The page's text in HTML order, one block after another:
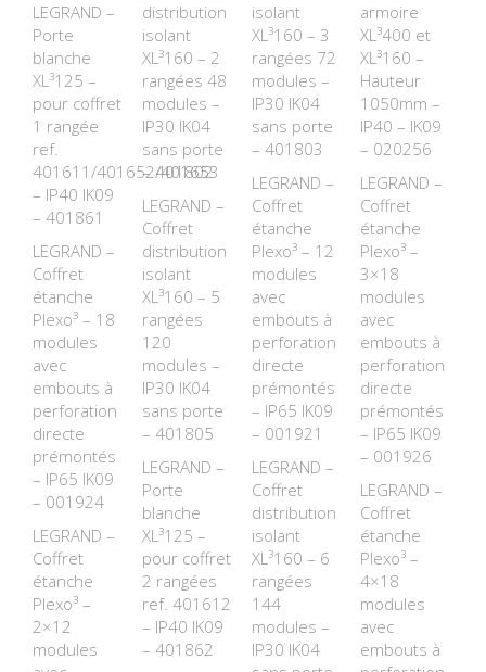
LEGRAND –
Porte
blanche
XL³125 –
pour coffret
1 rangée
ref.
401611/401652/401653
– IP40 IK09
– 401861
LEGRAND –
Coffret
étanche
Plexo³ – 18
modules
avec
embouts à
perforation
directe
prémontés
– IP65 IK09
– 001924
LEGRAND –
Coffret
étanche
Plexo³ –
2×12
modules
distribution
isolant
XL³160 – 2
rangées 48
modules –
IP30 IK04
sans porte
– 401802
LEGRAND –
Coffret
distribution
isolant
XL³160 – 5
rangées
120
modules –
IP30 IK04
sans porte
– 401805
LEGRAND –
Porte
blanche
XL³125 –
pour coffret
2 rangées
ref. 401612
– IP40 IK09
– 401862
isolant
XL³160 – 3
rangées 72
modules –
IP30 IK04
sans porte
– 401803
LEGRAND –
Coffret
étanche
Plexo³ – 12
modules
avec
embouts à
perforation
directe
prémontés
– IP65 IK09
– 001921
LEGRAND –
Coffret
distribution
isolant
XL³160 – 6
rangées
144
modules –
IP30 IK04
armoire
XL³400 et
XL³160 –
Hauteur
1050mm –
IP40 – IK09
– 020256
LEGRAND –
Coffret
étanche
Plexo³ –
3×18
modules
avec
embouts à
perforation
directe
prémontés
– IP65 IK09
– 001926
LEGRAND –
Coffret
étanche
Plexo³ –
4×18
modules
avec
embouts à